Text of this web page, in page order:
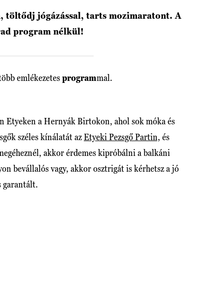
töltődj jógázással, tarts mozimaratont. A
program nélkül!
emlékezetesprogrammal.
Etyeken a Hernyák Birtokon, ahol sok móka és
széles kínálatát azEtyeki Pezsgő Partin, és
akkor érdemes kipróbálni a balkáni
bevállalós vagy, akkor osztrigát is kérhetsz a jó
garantált.